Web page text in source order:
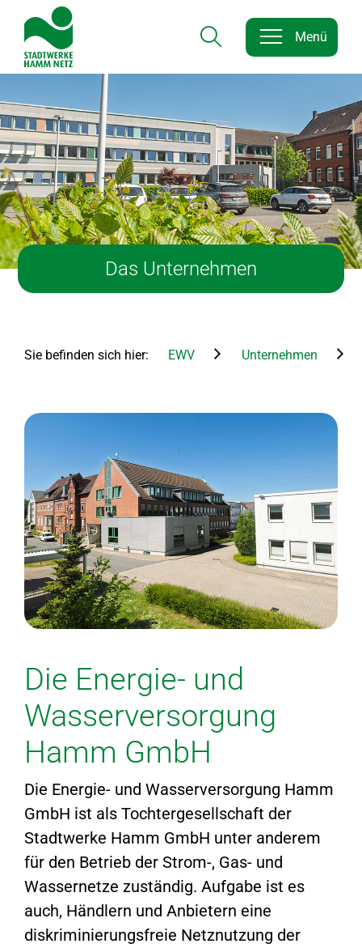
Hauptnavigation
Hauptnavigation
Menü
Das Unternehmen
Sie befinden sich hier: EWV Unternehmen
Die Energie- und
Wasserversorgung
Hamm GmbH
Die Energie- und Wasserversorgung Hamm
GmbH ist als Tochtergesellschaft der
Stadtwerke Hamm GmbH unter anderem
für den Betrieb der Strom-, Gas- und
Wassernetze zuständig. Aufgabe ist es
auch, Händlern und Anbietern eine
diskriminierungsfreie Netznutzung der